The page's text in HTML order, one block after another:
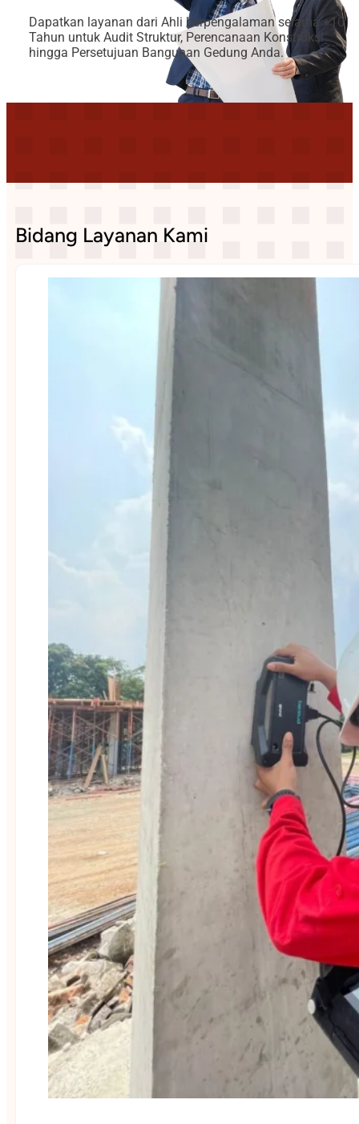
Dapatkan layanan dari Ahli berpengalaman selama +10
Tahun untuk Audit Struktur, Perencanaan Konstruksi
hingga Persetujuan Bangunan Gedung Anda.
Bidang Layanan Kami